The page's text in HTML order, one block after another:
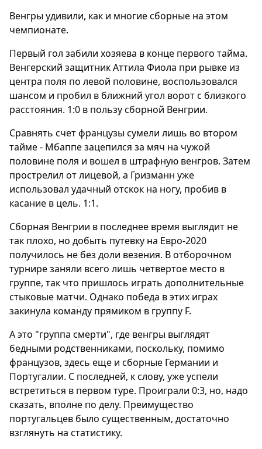
Венгры удивили, как и многие сборные на этом
чемпионате.
Первый гол забили хозяева в конце первого тайма.
Венгерский защитник Аттила Фиола при рывке из
центра поля по левой половине, воспользовался
шансом и пробил в ближний угол ворот с близкого
расстояния. 1:0 в пользу сборной Венгрии.
Сравнять счет французы сумели лишь во втором
тайме - Мбаппе зацепился за мяч на чужой
половине поля и вошел в штрафную венгров. Затем
прострелил от лицевой, а Гризманн уже
использовал удачный отскок на ногу, пробив в
касание в цель. 1:1.
Сборная Венгрии в последнее время выглядит не
так плохо, но добыть путевку на Евро-2020
получилось не без доли везения. В отборочном
турнире заняли всего лишь четвертое место в
группе, так что пришлось играть дополнительные
стыковые матчи. Однако победа в этих играх
закинула команду прямиком в группу F.
А это "группа смерти", где венгры выглядят
бедными родственниками, поскольку, помимо
французов, здесь еще и сборные Германии и
Португалии. С последней, к слову, уже успели
встретиться в первом туре. Проиграли 0:3, но, надо
сказать, вполне по делу. Преимущество
португальцев было существенным, достаточно
взглянуть на статистику.